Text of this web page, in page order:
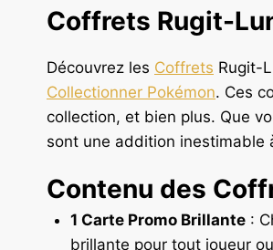
Coffrets Rugit-
Découvrez les Coffrets Rugit-
Collectionner Pokémon. Ces
collection, et bien plus. Que
sont une addition inestimable
Contenu des
1 Carte Promo Brillante:
brillante pour tout joueur